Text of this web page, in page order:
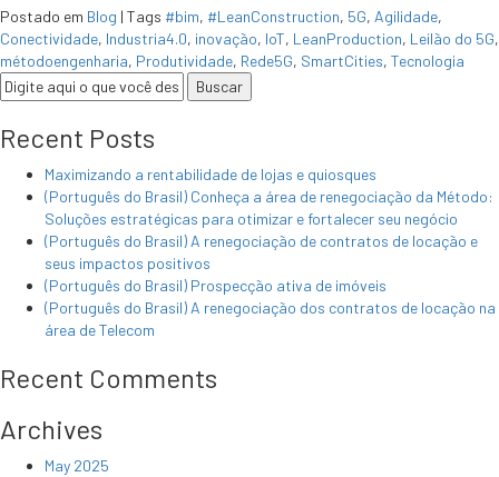
Postado em Blog | Tags #bim, #LeanConstruction, 5G, Agilidade,
Conectividade, Industria4.0, inovação, IoT, LeanProduction, Leilão do 5G,
métodoengenharia, Produtividade, Rede5G, SmartCities, Tecnologia
Recent Posts
Maximizando a rentabilidade de lojas e quiosques
(Português do Brasil) Conheça a área de renegociação da Método:
Soluções estratégicas para otimizar e fortalecer seu negócio
(Português do Brasil) A renegociação de contratos de locação e
seus impactos positivos
(Português do Brasil) Prospecção ativa de imóveis
(Português do Brasil) A renegociação dos contratos de locação na
área de Telecom
Recent Comments
Archives
May 2025